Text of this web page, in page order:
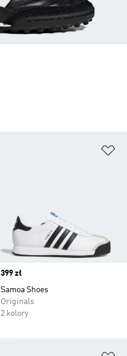
Price
399 zł
Samoa Shoes
Originals
2 kolory